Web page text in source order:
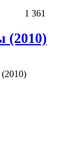
1 361
(2010)